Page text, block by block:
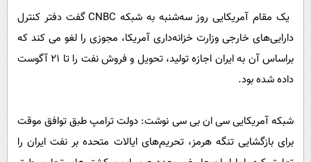
یک مقام آمریکایی روز سه‌شنبه به شبکه CNBC گفت دفتر کنترل
دارایی‌های خارجی وزارت خزانه‌داری آمریکا، مجوزی را لغو می کند که
براساس آن به ایران اجازه تولید، تحویل و فروش نفت را تا ۲۱ آگوست
داده شده بود.
شبکه آمریکایی سی ان بی سی نوشت: دولت ترامپ طبق توافق موقت
برای بازگشایی تنگه هرمز، تحریم‌های ایالات متحده بر نفت ایران را